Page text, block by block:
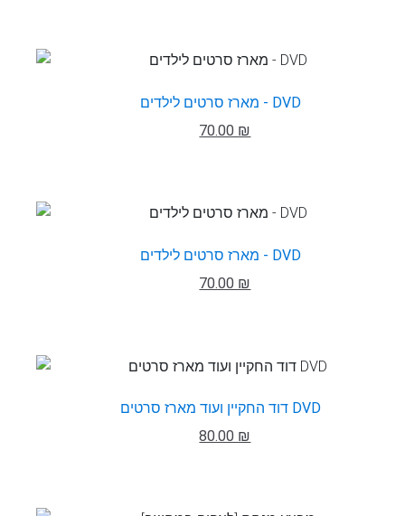
מארז סרטים לילדים - DVD
70.00 ₪
מארז סרטים לילדים - DVD
70.00 ₪
דוד החקיין ועוד מארז סרטים DVD
80.00 ₪